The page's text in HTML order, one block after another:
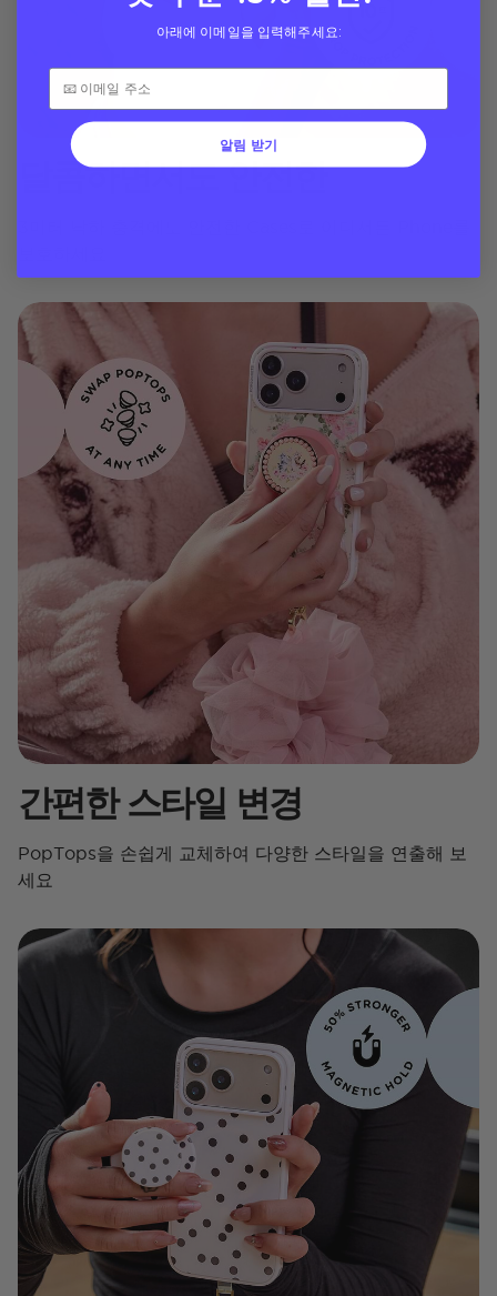
달콤하면서도 안전한
간편한 스타일 변경
PopTops을 손쉽게 교체하여 다양한 스타일을 연출해 보
세요
아래에 이메일을 입력해주세요:
알림 받기